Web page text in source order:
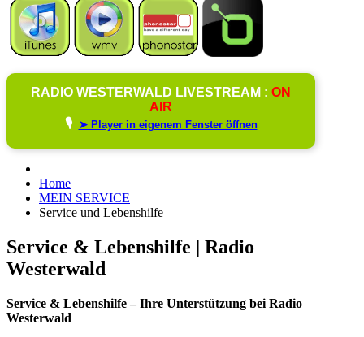
RADIO WESTERWALD LIVESTREAM : ON
AIR
🎙️ ➤ Player in eigenem Fenster öffnen
Home
MEIN SERVICE
Service und Lebenshilfe
Service & Lebenshilfe | Radio
Westerwald
Service & Lebenshilfe – Ihre Unterstützung bei Radio
Westerwald